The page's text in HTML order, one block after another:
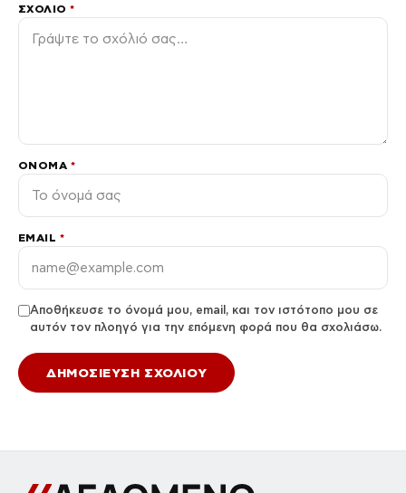
ΣΧΌΛΙΟ*
ΌΝΟΜΑ *
EMAIL *
Αποθήκευσε το όνομά μου, email, και τον ιστότοπο μου σε
αυτόν τον πλοηγό για την επόμενη φορά που θα σχολιάσω.